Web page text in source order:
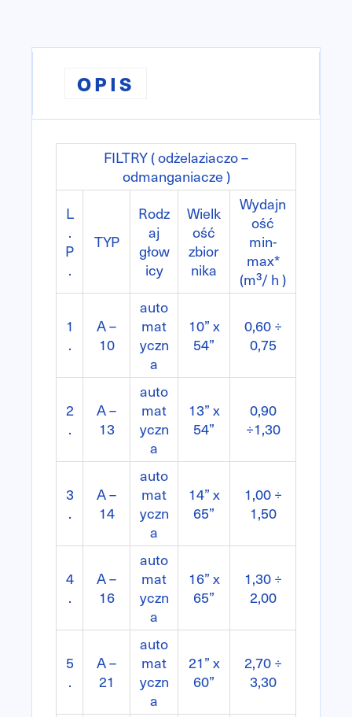
OPIS
FILTRY ( odżelaziaczo –
odmanganiacze )
L
.
P
.
TYP
Rodz
aj
głow
icy
Wielk
ość
zbior
nika
Wydajn
ość
min-
max*
(m³/ h )
1
.
A –
10
auto
mat
yczn
a
10” x
54”
0,60 ÷
0,75
2
.
A –
13
auto
mat
yczn
a
13” x
54”
0,90
÷1,30
3
.
A –
14
auto
mat
yczn
a
14” x
65”
1,00 ÷
1,50
4
.
A –
16
auto
mat
yczn
a
16” x
65”
1,30 ÷
2,00
5
.
A –
21
auto
mat
yczn
a
21” x
60”
2,70 ÷
3,30